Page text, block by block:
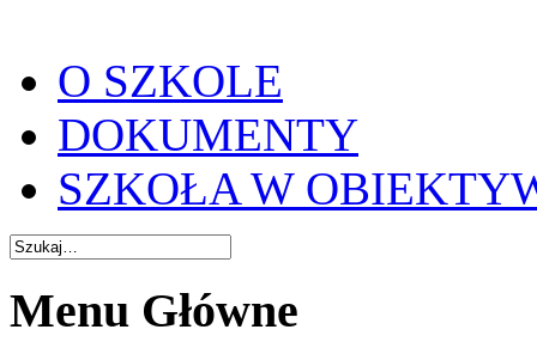
O SZKOLE
DOKUMENTY
SZKOŁA W
Menu Główne